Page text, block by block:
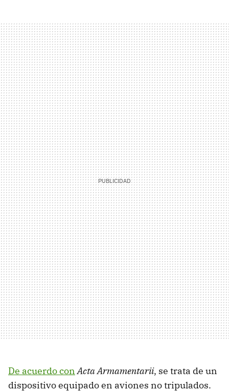
De acuerdo con Acta Armamentarii, se trata de un
dispositivo equipado en aviones no tripulados.